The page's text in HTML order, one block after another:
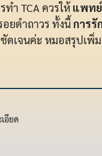
ำ TCA ควรให้ แพท
อยดำถาวร ทั้งนี้การรั
เจนค่ะ หมอสรุปเพิ่ม
อียด